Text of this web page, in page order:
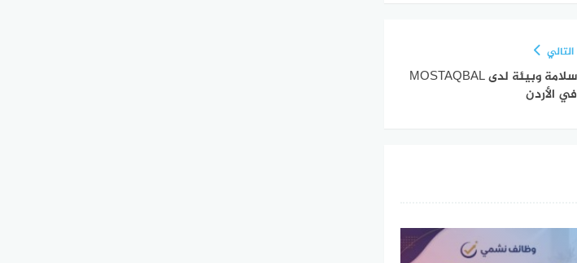
التالي
وظائف خبراء هندسة وسلامة وبيئة لدى MOSTAQBAL
في الأردن